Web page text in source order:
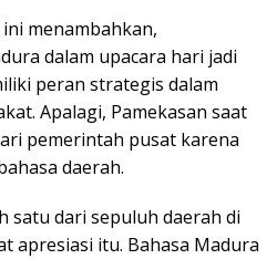
menambahkan,
dalam upacara hari jadi
peran strategis dalam
Apalagi, Pamekasan saat
pemerintah pusat karena
daerah.
satu dari sepuluh daerah di
apresiasi itu. Bahasa Madura